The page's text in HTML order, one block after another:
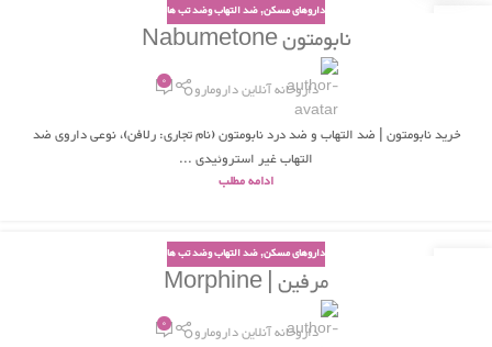
داروهای مسکن,ضد التهاب وضد تب ها
نابومتون Nabumetone
داروخانه آنلاین دارومارو 0
خرید نابومتون | ضد التهاب و ضد درد نابومتون (نام تجاری: رلافن)، نوعی داروی ضد
التهاب غیر استروئیدی ...
ادامه مطلب
داروهای مسکن,ضد التهاب وضد تب ها
مرفین | Morphine
داروخانه آنلاین دارومارو 0